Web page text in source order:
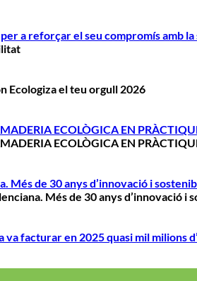
a reforçar el seu compromís amb
Ecologiza el teu orgull 2026
ECOLÒGICA EN
ECOLÒGICA EN
Més de 30 anys d’innovació i
Més de 30 anys d’innovació
facturar en 2025 quasi mil milions